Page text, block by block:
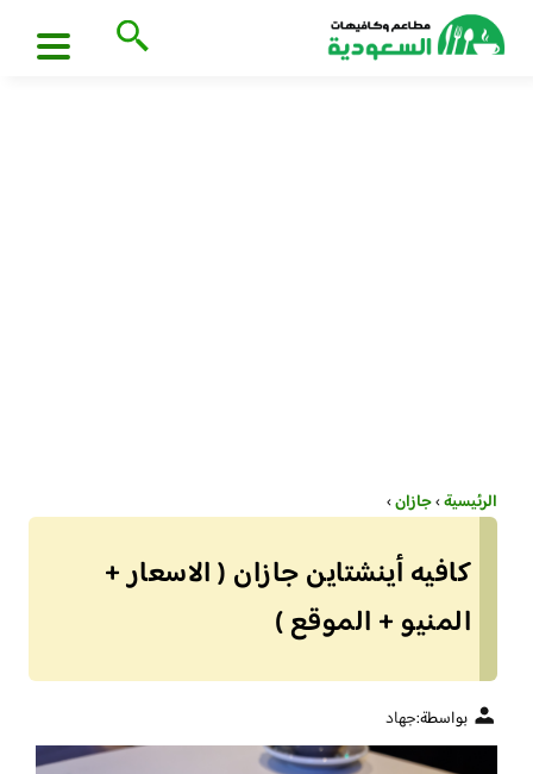
الرئيسية›جازان›
كافيه أينشتاين جازان ( الاسعار +
المنيو + الموقع )
بواسطة:جهاد